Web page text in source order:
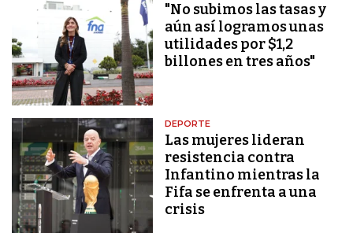
"No subimos las tasas y
aún así logramos unas
utilidades por $1,2
billones en tres años"
DEPORTE
Las mujeres lideran
resistencia contra
Infantino mientras la
Fifa se enfrenta a una
crisis